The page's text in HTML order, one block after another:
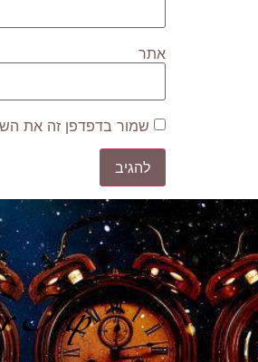
אתר
שמור בדפדפן זה את
Trip